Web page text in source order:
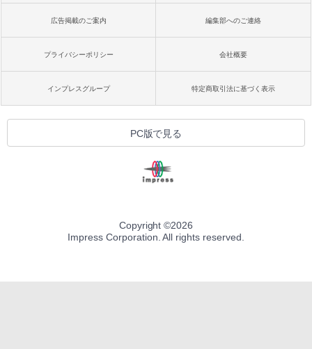
広告掲載のご案内 編集部へのご連絡
プライバシーポリシー 会社概要
インプレスグループ 特定商取引法に基づく表示
PC版で見る
Copyright ©2026
Impress Corporation. All rights reserved.